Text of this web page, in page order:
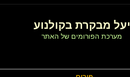
יעל מבקרת בקולנוע
מערכת הפורומים של האתר